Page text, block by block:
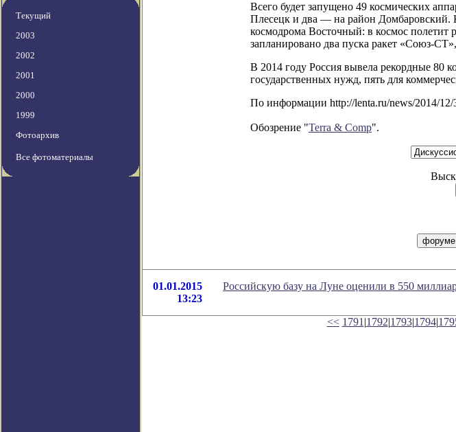
Текущий
2003
2002
2001
2000
1999
Фотоархив
Все фотоматериалы
Всего будет запущено 49 космических
Плесецк и два — на район Домбаровский.
космодрома Восточный: в космос полетит
запланировано два пуска ракет «Союз-
В 2014 году Россия вывела рекордные 80
государственных нужд, пять для
По информации http://lenta.ru/news/2014/12/
Обозрение "Terra & Comp".
01.01.2015
13:23
Российскую базу на Луне оценили в 550
<< 1791 |1792|1793|1794|